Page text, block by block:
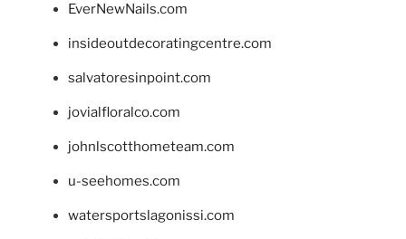
EverNewNails.com
insideoutdecoratingcentre.com
salvatoresinpoint.com
jovialfloralco.com
johnlscotthometeam.com
u-seehomes.com
watersportslagonissi.com